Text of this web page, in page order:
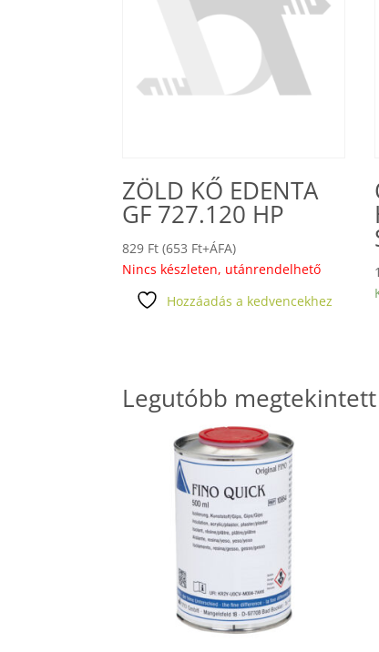
ZÖLD KŐ EDENTA
GF 727.120 HP
829 Ft (653 Ft+ÁFA)
Nincs készleten, utánrendelhető
Hozzáadás a kedvencekhez
Legutóbb